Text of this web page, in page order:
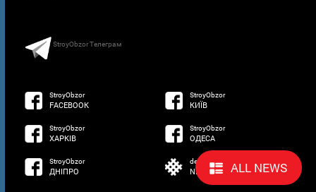
ALL NEWS
StroyObzor Телеграм
StroyObzor
FACEBOOK
StroyObzor
КИЇВ
StroyObzor
ХАРКІВ
StroyObzor
ОДЕСА
StroyObzor
ДНІПРО
developed by
NETSOFTWARE